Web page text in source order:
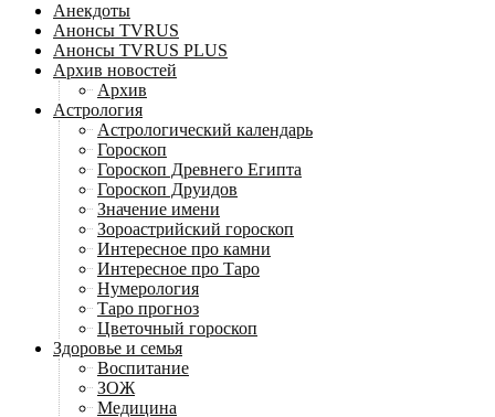
Анекдоты
Анонсы TVRUS
Анонсы TVRUS PLUS
Архив новостей
Архив
Астрология
Астрологический календарь
Гороскоп
Гороскоп Древнего Египта
Гороскоп Друидов
Значение имени
Зороастрийский гороскоп
Интересное про камни
Интересное про Таро
Нумерология
Таро прогноз
Цветочный гороскоп
Здоровье и семья
Воспитание
ЗОЖ
Медицина